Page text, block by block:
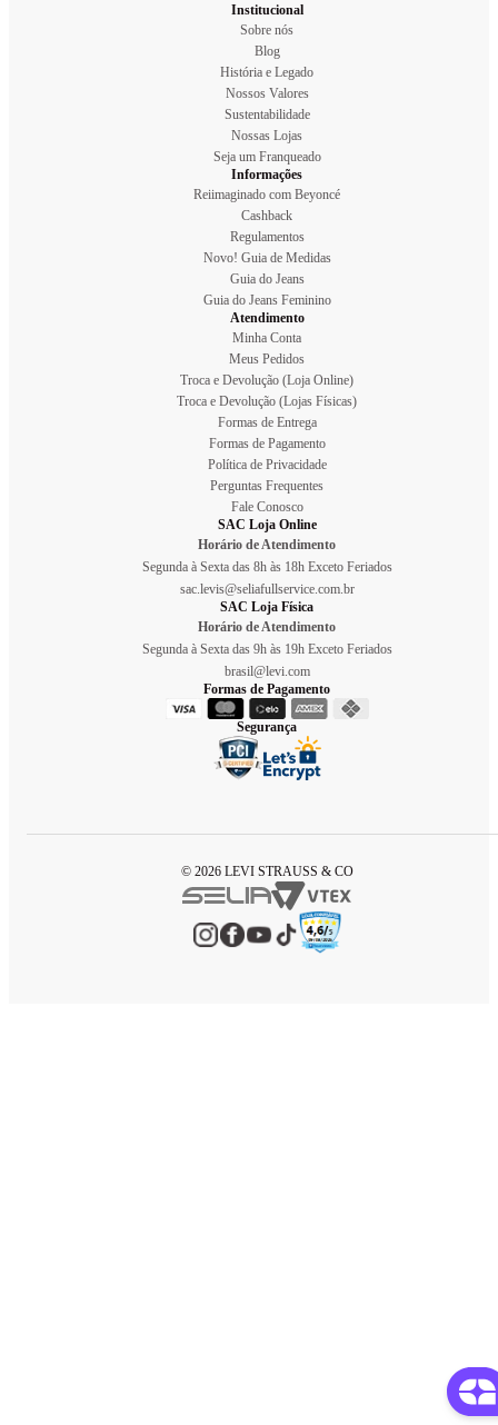
Institucional
Sobre nós
Blog
História e Legado
Nossos Valores
Sustentabilidade
Nossas Lojas
Seja um Franqueado
Informações
Reiimaginado com Beyoncé
Cashback
Regulamentos
Novo! Guia de Medidas
Guia do Jeans
Guia do Jeans Feminino
Atendimento
Minha Conta
Meus Pedidos
Troca e Devolução (Loja Online)
Troca e Devolução (Lojas Físicas)
Formas de Entrega
Formas de Pagamento
Política de Privacidade
Perguntas Frequentes
Fale Conosco
SAC Loja Online
Horário de Atendimento
Segunda à Sexta das 8h às 18h Exceto Feriados
sac.levis@seliafullservice.com.br
SAC Loja Física
Horário de Atendimento
Segunda à Sexta das 9h às 19h Exceto Feriados
brasil@levi.com
Formas de Pagamento
Segurança
© 2026 LEVI STRAUSS & CO